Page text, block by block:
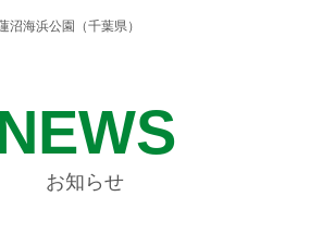
海浜公園（千葉県）
お知らせ